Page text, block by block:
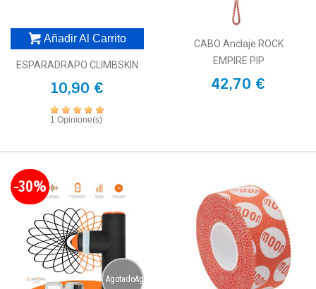
Añadir Al Carrito
ESPARADRAPO CLIMBSKIN
10,90 €
1 Opinione(s)
CABO Anclaje ROCK
EMPIRE PIP
42,70 €
AgotadoAgotado
-30%